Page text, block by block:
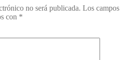
no será publicada. Los campos
con *